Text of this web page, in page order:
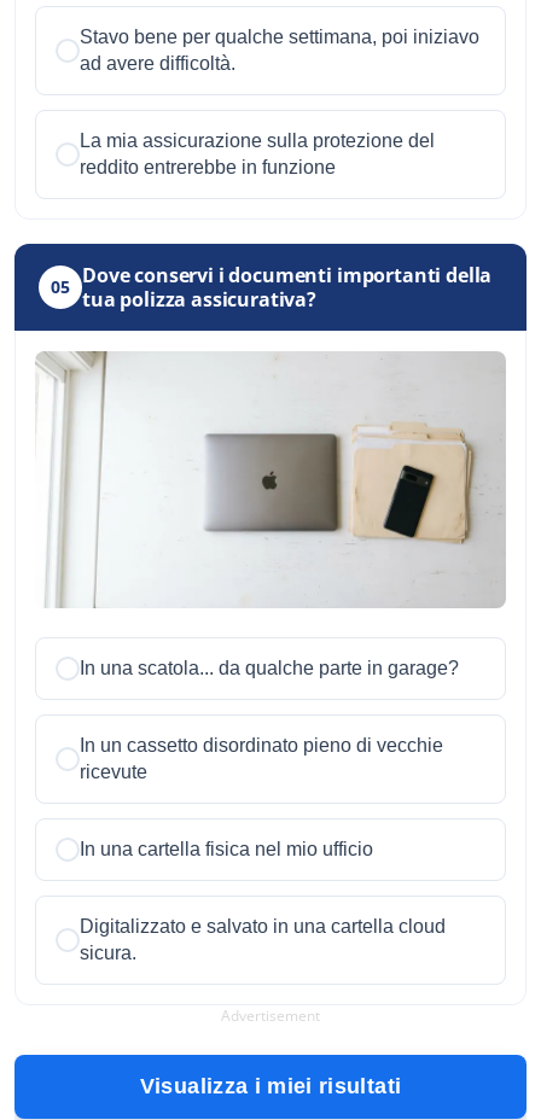
Stavo bene per qualche settimana, poi iniziavo
ad avere difficoltà.
La mia assicurazione sulla protezione del
reddito entrerebbe in funzione
05 Dove conservi i documenti importanti della
tua polizza assicurativa?
In una scatola... da qualche parte in garage?
In un cassetto disordinato pieno di vecchie
ricevute
In una cartella fisica nel mio ufficio
Digitalizzato e salvato in una cartella cloud
sicura.
Advertisement
Visualizza i miei risultati